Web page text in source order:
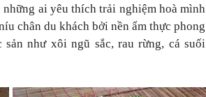
ai yêu thích trải nghiệm hoà mình
chân du khách bởi nền ẩm thực phong
như xôi ngũ sắc, rau rừng, cá suối